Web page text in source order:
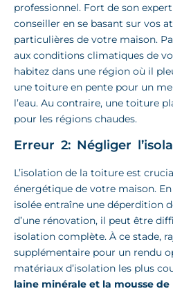
professionnel. Fort de son
conseiller en se basant sur vos
particulières de votre maison.
aux conditions climatiques de
habitez dans une région où il
une toiture en pente pour un
l’eau. Au contraire, une toiture
pour les régions chaudes.
Erreur 2: Négliger
L’isolation de la toiture est
énergétique de votre maison.
isolée entraîne une déperdition
d’une rénovation, il peut être
isolation complète. À ce stade,
supplémentaire pour un rendu
matériaux d’isolation les plus
laine minérale et la mousse